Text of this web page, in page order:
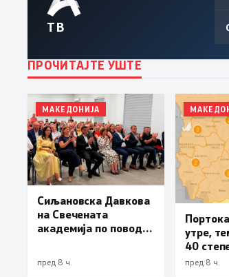
ТВ
ПРОЧИТАЈТЕ УШТЕ
МАКЕДОНИЈА
Сиљановска Давкова
на Свечената
академија по повод
пред 8 ч.
утре,
40
пред 8 ч.